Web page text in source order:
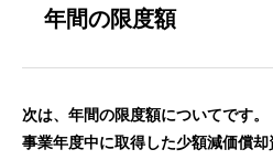
年間の限度額
次は、年間の限度額についてです。
事業年度中に取得した少額減価償却